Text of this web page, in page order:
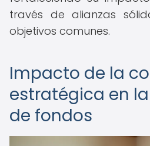
través de alianzas
objetivos comunes.
Impacto de la
estratégica en
de fondos